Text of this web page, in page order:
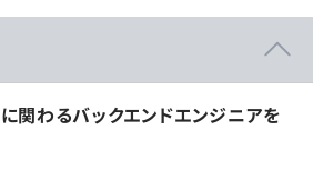
関わるバックエンドエンジニアを